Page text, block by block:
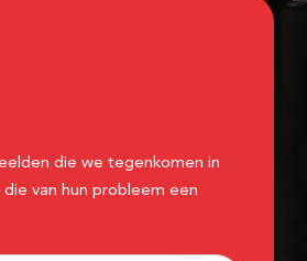
die we tegenkomen in
van hun probleem een